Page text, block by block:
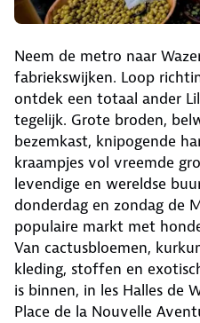
Neem de metro naar
fabriekswijken. Loop
ontdek een totaal ander
tegelijk. Grote broden,
bezemkast, knipogende
kraampjes vol vreemde
levendige en wereldse
donderdag en zondag de
populaire markt met
Van cactusbloemen,
kleding, stoffen en
is binnen, in les Halles de
Place de la Nouvelle